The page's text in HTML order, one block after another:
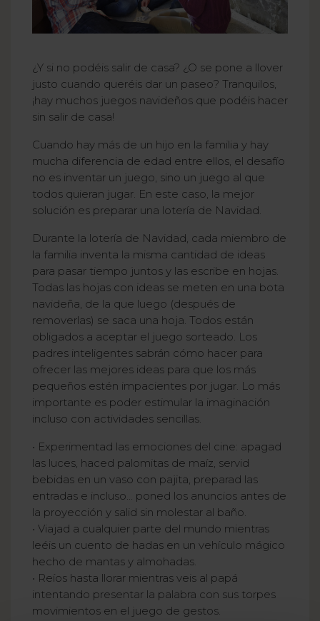
¿Y si no podéis salir de casa? ¿O se pone a llover
justo cuando queréis dar un paseo? Tranquilos,
¡hay muchos juegos navideños que podéis hacer
sin salir de casa!
Cuando hay más de un hijo en la familia y hay
mucha diferencia de edad entre ellos, el desafío
no es inventar un juego, sino un juego al que
todos quieran jugar. En este caso, la mejor
solución es preparar una lotería de Navidad.
Durante la lotería de Navidad, cada miembro de
la familia inventa la misma cantidad de ideas
para pasar tiempo juntos y las escribe en hojas.
Todas las hojas con ideas se meten en una bota
navideña, de la que luego (después de
removerlas) se saca una hoja. Todos están
obligados a aceptar el juego sorteado. Los
padres inteligentes sabrán cómo hacer para
ofrecer las mejores ideas para que los más
pequeños estén impacientes por jugar. Lo más
importante es poder estimular la imaginación
incluso con actividades sencillas.
• Experimentad las emociones del cine: apagad
las luces, haced palomitas de maíz, servid
bebidas en un vaso con pajita, preparad las
entradas e incluso... poned los anuncios antes de
la proyección y salid sin molestar al baño.
• Viajad a cualquier parte del mundo mientras
leéis un cuento de hadas en un vehículo mágico
hecho de mantas y almohadas.
• Reíos hasta llorar mientras veis al papá
intentando presentar la palabra con sus torpes
movimientos en el juego de gestos.